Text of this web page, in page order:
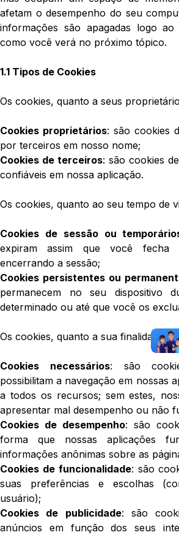
afetam o desempenho do seu
informações são apagadas logo
como você verá no próximo tópico.
1.1 Tipos de Cookies
Os cookies, quanto a seus
Cookies proprietários: são cookies
por terceiros em nosso nome;
Cookies de terceiros: são cookies
confiáveis em nossa aplicação.
Os cookies, quanto ao seu tempo de
Cookies de sessão ou
expiram assim que você fecha
encerrando a sessão;
Cookies persistentes ou
permanecem no seu dispositivo
determinado ou até que você os
Os cookies, quanto a sua finalidade,
Cookies necessários: são
possibilitam a navegação em nossas
a todos os recursos; sem estes,
apresentar mal desempenho ou não
Cookies de desempenho: são
forma que nossas aplicações
informações anônimas sobre as
Cookies de funcionalidade: são
suas preferências e escolhas
usuário);
Cookies de publicidade: são
anúncios em função dos seus